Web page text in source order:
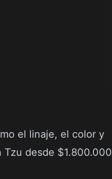
el linaje, el color y
desde $1.800.000